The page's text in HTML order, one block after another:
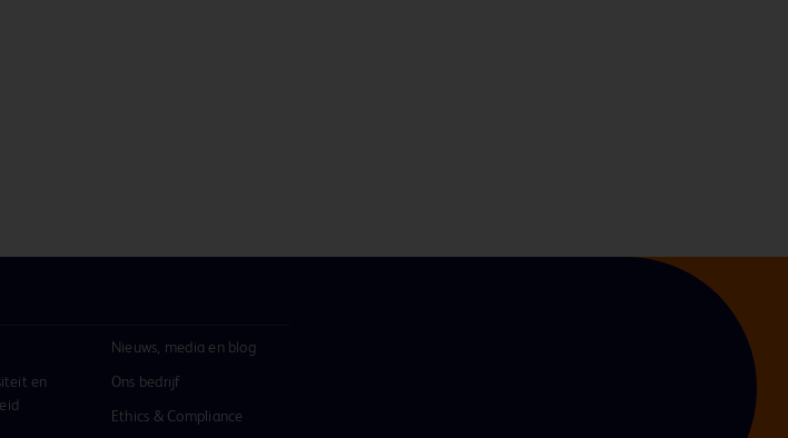
en
Nieuws, media en blog
Ons bedrijf
Ethics & Compliance